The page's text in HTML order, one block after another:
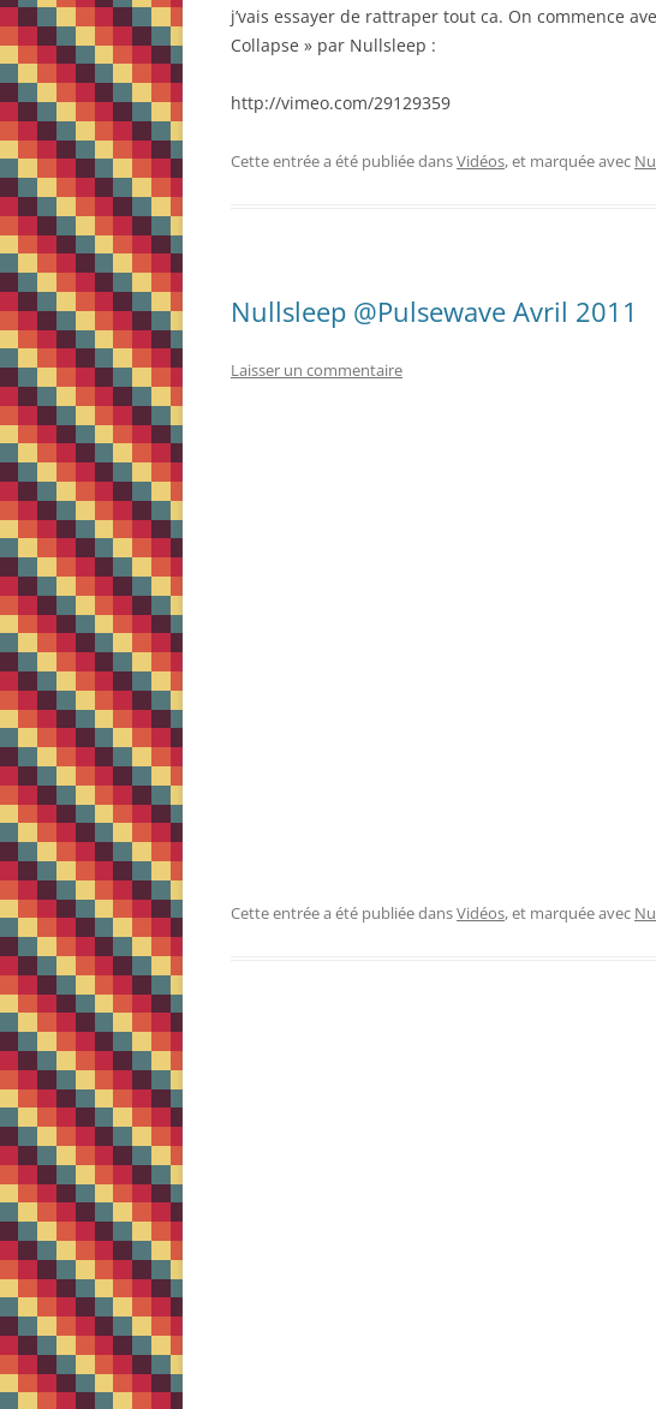
j’vais essayer de rattraper tout ca. On commence
Collapse » par Nullsleep :
http://vimeo.com/29129359
Cette entrée a été publiée dansVidéos, et marquée avec
Nullsleep @Pulsewave Avril 2011
Laisser un commentaire
Cette entrée a été publiée dansVidéos, et marquée avec